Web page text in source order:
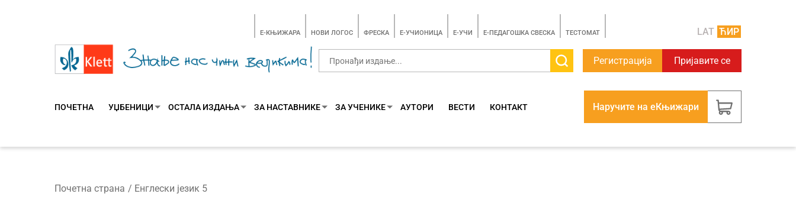
E-КЊИЖАРА НОВИ ЛОГОС ФРЕСКА E-УЧИОНИЦА E-УЧИ Е-ПЕДАГОШКА СВЕСКА TЕСТОМАТ LAT ЋИР
Регистрација Пријавите се
ПОЧЕТНА УЏБЕНИЦИ ОСТАЛА ИЗДАЊА ЗА НАСТАВНИКЕ ЗА УЧЕНИКЕ АУТОРИ ВЕСТИ КОНТАКТ Наручите на еКњижари
Почетна страна Енглески језик 5